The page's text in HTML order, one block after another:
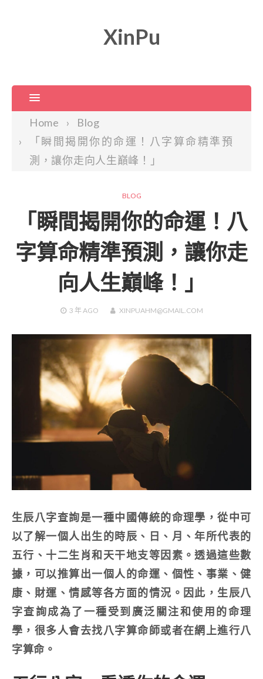
XinPu
Home
Blog
「瞬間揭開你的命運！八字算命精準預
測，讓你走向人生巔峰！」
BLOG
「瞬間揭開你的命運！八
字算命精準預測，讓你走
向人生巔峰！」
3 年AGO XINPUAHM@GMAIL.COM
生辰八字查詢是一種中國傳統的命理學，從中可
以了解一個人出生的時辰、日、月、年所代表的
五行、十二生肖和天干地支等因素。透過這些數
據，可以推算出一個人的命運、個性、事業、健
康、財運、情感等各方面的情況。因此，生辰八
字查詢成為了一種受到廣泛關注和使用的命理
學，很多人會去找八字算命師或者在網上進行八
字算命。